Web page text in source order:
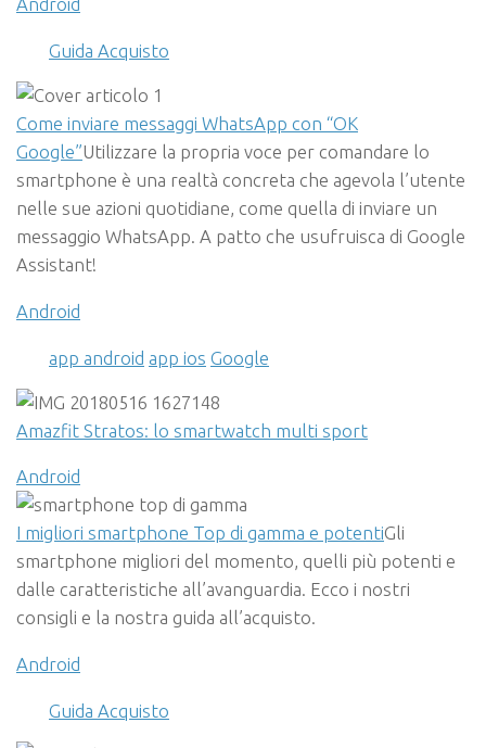
Android
Guida Acquisto
Come inviare messaggi WhatsApp con “OK
Google”Utilizzare la propria voce per comandare lo
smartphone è una realtà concreta che agevola l’utente
nelle sue azioni quotidiane, come quella di inviare un
messaggio WhatsApp. A patto che usufruisca di Google
Assistant!
Android
app android app ios Google
Amazfit Stratos: lo smartwatch multi sport
Android
I migliori smartphone Top di gamma e potentiGli
smartphone migliori del momento, quelli più potenti e
dalle caratteristiche all’avanguardia. Ecco i nostri
consigli e la nostra guida all’acquisto.
Android
Guida Acquisto